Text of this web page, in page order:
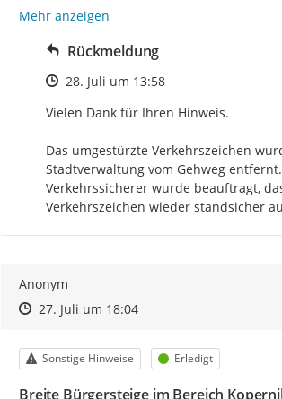
Mehr anzeigen
Rückmeldung
Zeitpunkt des Erstellens
28. Juli um 13:58
Vielen Dank für Ihren Hinweis.
Das umgestürzte Verkehrszeichen
Stadtverwaltung vom Gehweg
Verkehrssicherer wurde beauftragt,
Verkehrszeichen wieder standsicher
Anonym
Zeitpunkt des Erstellens
Zeitpunkt des Erstellens
27. Juli um 18:04Zur Äußerung
Kategorie
Sonstige Hinweise Status
Erledigt
Breite Bürgersteige im Bereich